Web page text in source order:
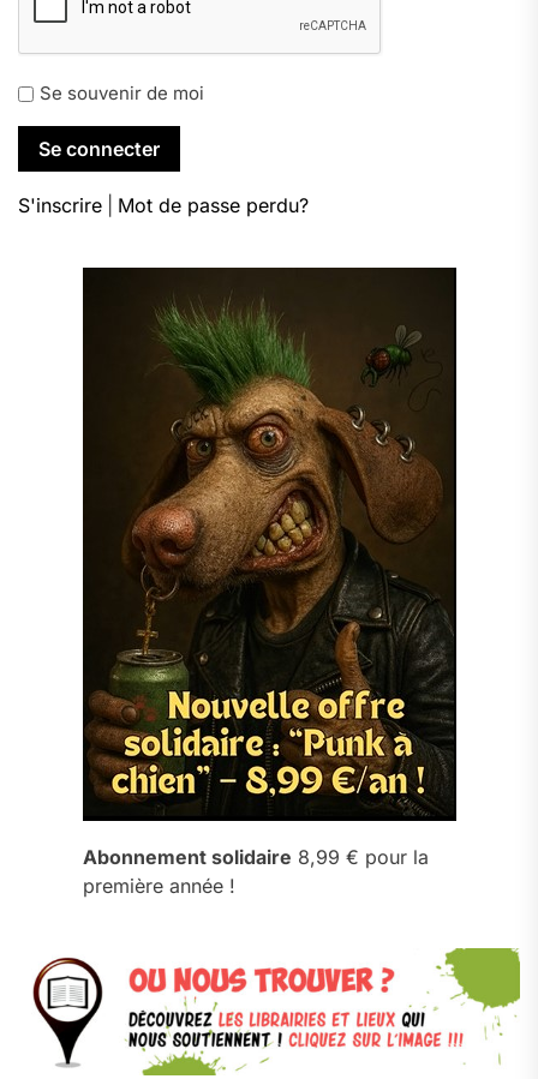
Se souvenir de moi
S'inscrire Mot de passe perdu?
Abonnement solidaire 8,99 € pour la
première année !